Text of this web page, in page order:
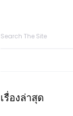
เรื่องล่าสุด